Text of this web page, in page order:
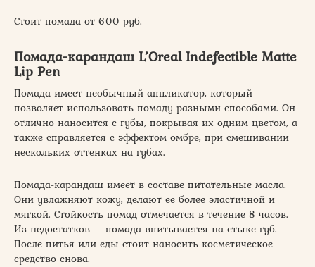
Стоит помада от 600 руб.
Помада-карандаш L’Oreal Indefectible Matte
Lip Pen
Помада имеет необычный аппликатор, который
позволяет использовать помаду разными способами. Он
отлично наносится с губы, покрывая их одним цветом, а
также справляется с эффектом омбре, при смешивании
нескольких оттенках на губах.
Помада-карандаш имеет в составе питательные масла.
Они увлажняют кожу, делают ее более эластичной и
мягкой. Стойкость помад отмечается в течение 8 часов.
Из недостатков – помада впитывается на стыке губ.
После питья или еды стоит наносить косметическое
средство снова.